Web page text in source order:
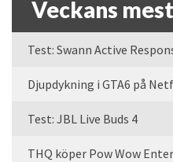
Veckans
Test: Swann Active
Djupdykning i GTA6 på
Test: JBL Live Buds 4
THQ köper Pow Wow